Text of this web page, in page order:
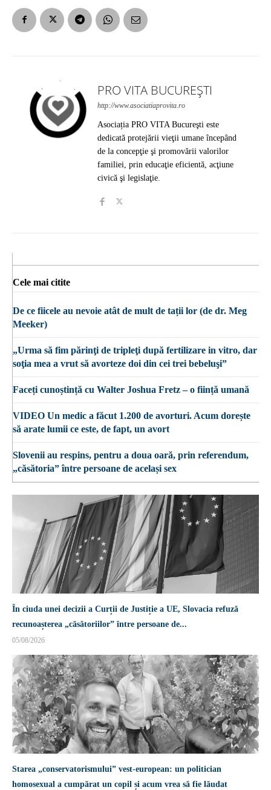
PRO VITA BUCUREȘTI
http://www.asociatiaprovita.ro
Asociația PRO VITA Bucureşti este
dedicată protejării vieţii umane începând
de la concepţie şi promovării valorilor
familiei, prin educaţie eficientă, acţiune
civică şi legislaţie.
În ciuda unei decizii a Curții de Justiție a UE, Slovacia refuză
recunoașterea „căsătoriilor” între persoane de...
05/08/2026
Starea „conservatorismului” vest-european: un politician
homosexual a cumpărat un copil și acum vrea să fie lăudat
Cele mai citite
De ce fiicele au nevoie atât de mult de tații lor (de dr. Meg
Meeker)
„Urma să fim părinţi de tripleţi după fertilizare in vitro, dar
soţia mea a vrut să avorteze doi din cei trei bebeluşi”
Faceți cunoștință cu Walter Joshua Fretz – o ființă umană
VIDEO Un medic a făcut 1.200 de avorturi. Acum dorește
să arate lumii ce este, de fapt, un avort
Slovenii au respins, pentru a doua oară, prin referendum,
„căsătoria” între persoane de același sex